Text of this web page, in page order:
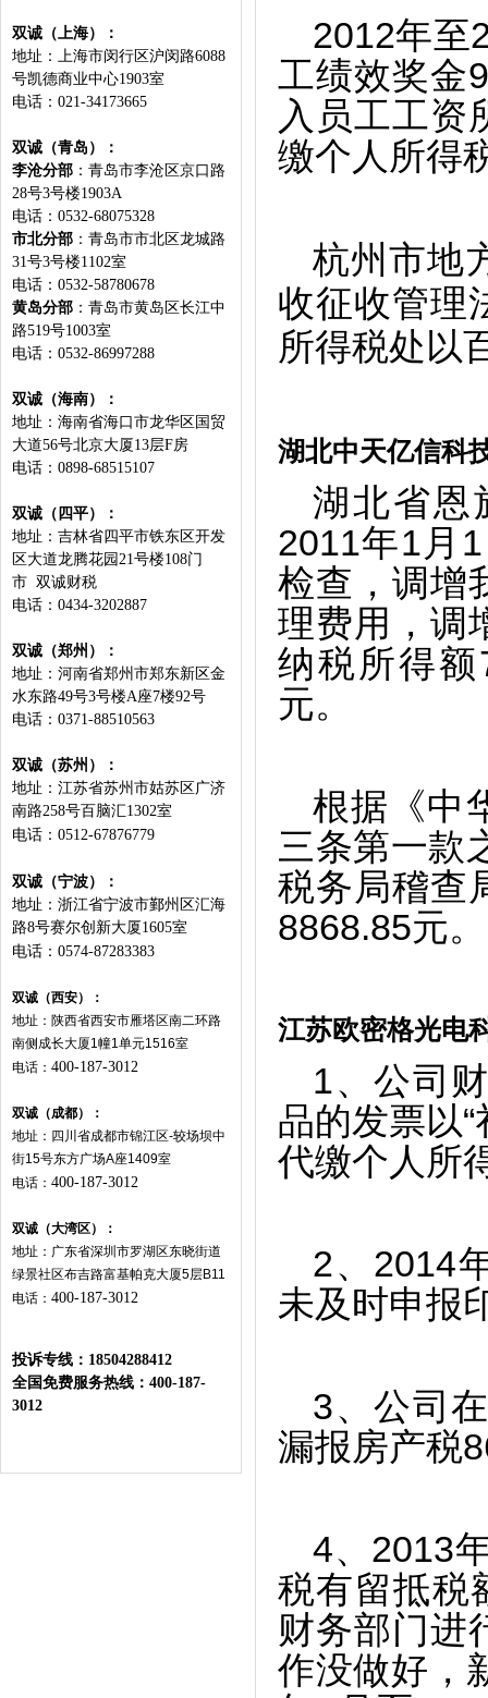
双诚（上海）：
地址：上海市闵行区沪闵路6088
号凯德商业中心1903室
电话：021-34173665
双诚（青岛）：
李沧分部 ：青岛市李沧区京口路
28号3号楼1903A
电话：0532-68075328
市北分部 ：青岛市市北区龙城路
31号3号楼1102室
电话：0532-58780678
黄岛分部 ： 青岛市黄岛区长江中
路519号1003室
电话： 0532-86997288
双诚（海南）：
地址：海南省海口市龙华区国贸
大道56号北京大厦13层F房
电话：0898-68515107
双诚（四平）：
地址：吉林省四平市铁东区开发
区大道龙腾花园21号楼108门
市 双诚财税
电话：0434-3202887
双诚（郑州）：
地址：河南省郑州市郑东新区金
水东路49号3号楼A座7楼92号
电话：0371-88510563
双诚（苏州）：
地址：江苏省苏州市姑苏区广济
南路258号百脑汇1302室
电话：0512-67876779
双诚（宁波）：
地址：浙江省宁波市鄞州区汇海
路8号赛尔创新大厦1605室
电话：0574-87283383
双诚（西安）：
地址：陕西省西安市雁塔区南二环路
南侧成长大厦1幢1单元1516室
电话： 400-187-3012
双诚（成都）：
地址：四川省成都市锦江区-较场坝中
街15号东方广场A座1409室
电话： 400-187-3012
双诚（大湾区）：
地址：广东省深圳市罗湖区东晓街道
绿景社区布吉路富基帕克大厦5层B11
电话： 400-187-3012
投诉专线： 18504288412
全国免费服务热线：400-187-
3012
2012年至
工绩效奖金
入员工工资
缴个人所得
杭州市地
收征收管理
所得税处以
湖北中天亿信科
湖北省恩
2011年1月
检查，调增
理费用，调
纳税所得额
元。
根据《中
三条第一款
税务局稽查
8868.85元。
江苏欧密格光电
1、公司
品的发票以
代缴个人所
2、2014
未及时申报
3、公司
漏报房产税
4、2013
税有留抵税
财务部门进
作没做好，